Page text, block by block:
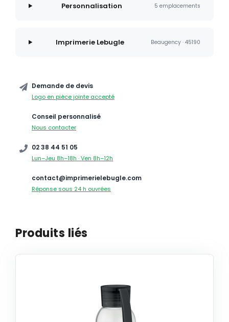
Personnalisation 5 emplacements
Imprimerie Lebugle Beaugency · 45190
Demande de devis
Logo en pièce jointe accepté
Conseil personnalisé
Nous contacter
02 38 44 51 05
Lun–Jeu 8h–18h · Ven 8h–12h
contact@imprimerielebugle.com
Réponse sous 24 h ouvrées
Produits liés